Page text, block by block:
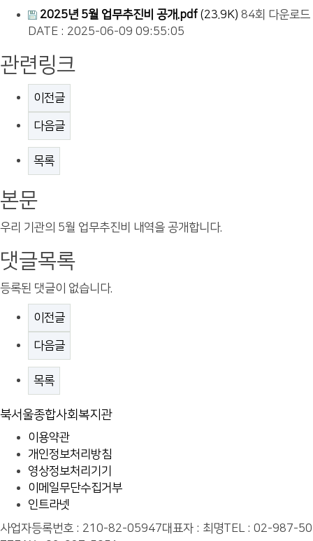
2025년 5월 업무추진비 공개.pdf (23.9K) 84회 다운로드
DATE : 2025-06-09 09:55:05
관련링크
이전글
다음글
목록
본문
우리 기관의 5월 업무추진비 내역을 공개합니다.
댓글목록
등록된 댓글이 없습니다.
이전글
다음글
목록
북서울종합사회복지관
이용약관
개인정보처리방침
영상정보처리기기
이메일무단수집거부
인트라넷
사업자등록번호 : 210-82-05947대표자 : 최명TEL : 02-987-50